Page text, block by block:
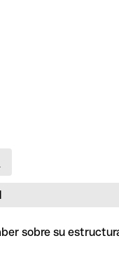
sobre su